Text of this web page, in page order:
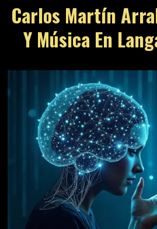
Carlos Martín
Y Música En